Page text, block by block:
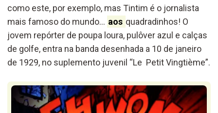
como este, por exemplo, mas Tintim é o jornalista
mais famoso do mundo… aos quadradinhos! O
jovem repórter de poupa loura, pulôver azul e calças
de golfe, entra na banda desenhada a 10 de janeiro
de 1929, no suplemento juvenil “Le Petit Vingtième”.